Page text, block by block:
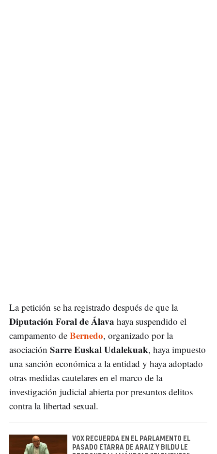
La petición se ha registrado después de que la
Diputación Foral de Álava haya suspendido el
campamento de Bernedo, organizado por la
asociación Sarre Euskal Udalekuak, haya impuesto
una sanción económica a la entidad y haya adoptado
otras medidas cautelares en el marco de la
investigación judicial abierta por presuntos delitos
contra la libertad sexual.
VOX RECUERDA EN EL PARLAMENTO EL
PASADO ETARRA DE ARAIZ Y BILDU LE